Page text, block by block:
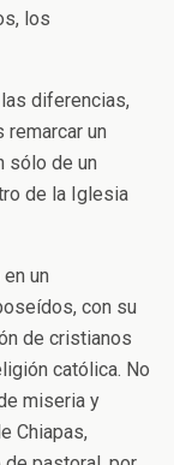
los
diferencias,
un
sólo de un
de la Iglesia
un
con su
de cristianos
católica. No
miseria y
Chiapas,